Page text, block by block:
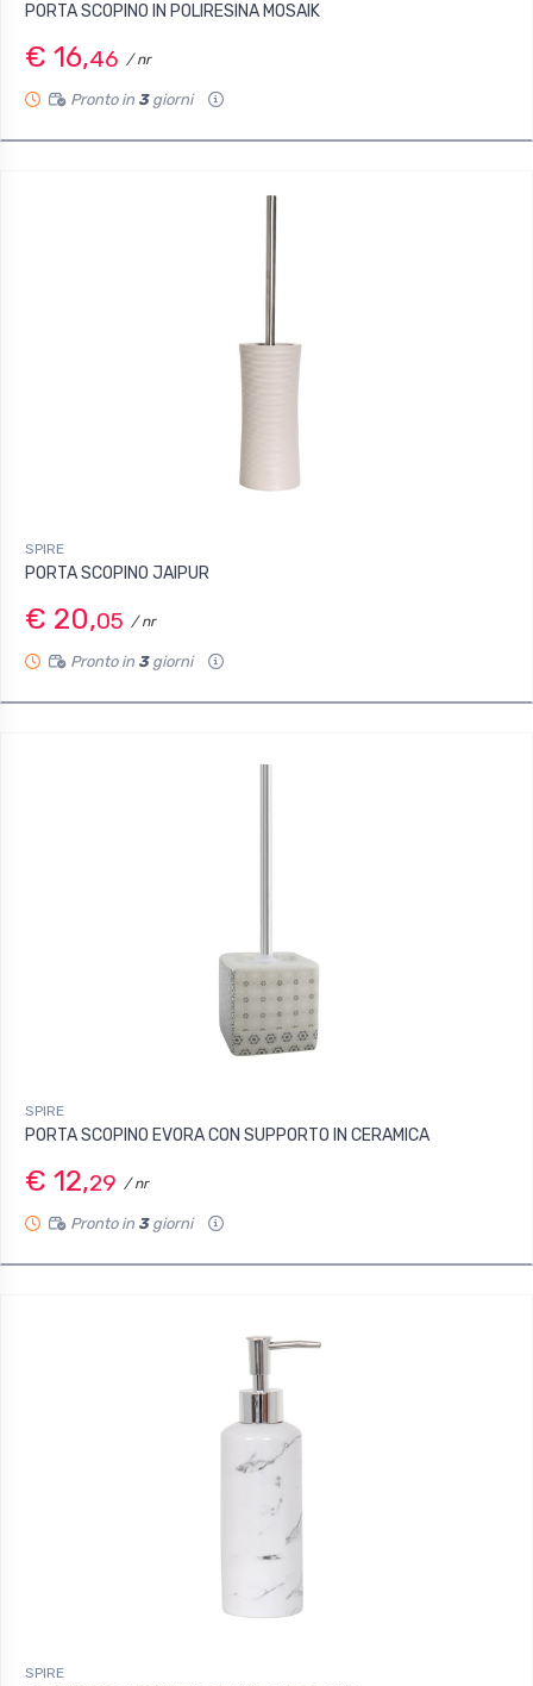
PORTA SCOPINO IN POLIRESINA MOSAIK
€ 16,46 / nr
Pronto in 3giorni
SPIRE
PORTA SCOPINO JAIPUR
€ 20,05 / nr
Pronto in 3giorni
SPIRE
PORTA SCOPINO EVORA CON SUPPORTO IN CERAMICA
€ 12,29 / nr
Pronto in 3giorni
SPIRE